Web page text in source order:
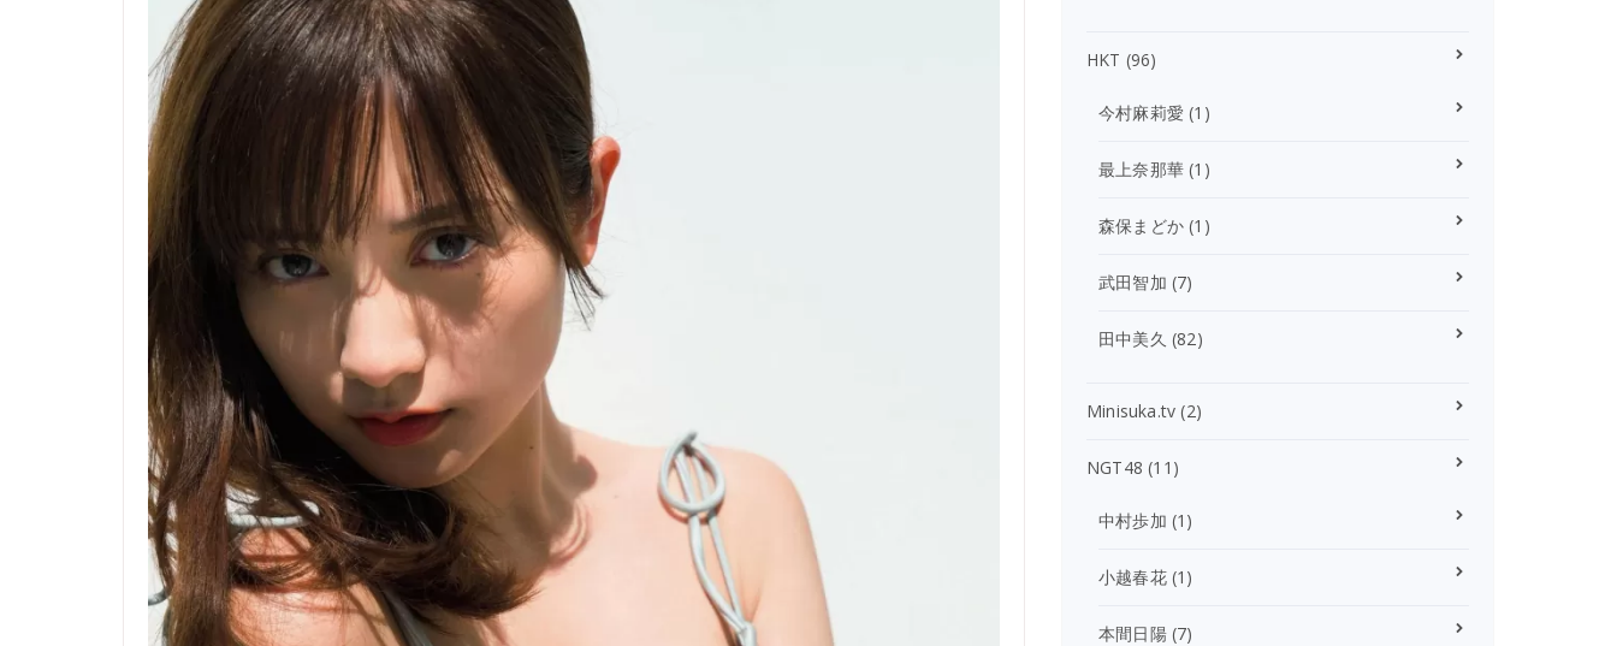
HKT (96)
今村麻莉愛 (1)
最上奈那華 (1)
森保まどか (1)
武田智加 (7)
田中美久 (82)
Minisuka.tv (2)
NGT48 (11)
中村歩加 (1)
小越春花(1)
本間日陽(7)